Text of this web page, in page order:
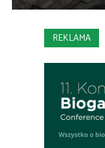
REKLAMA